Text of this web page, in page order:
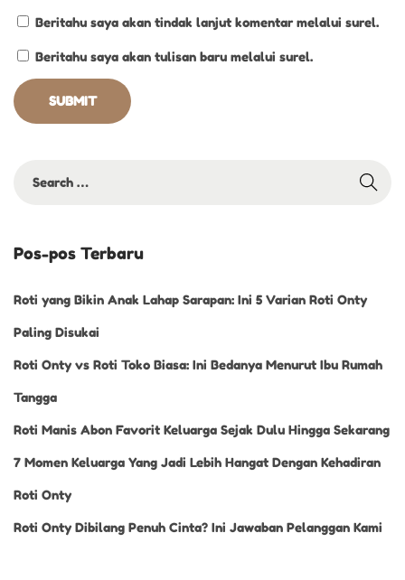
Beritahu saya akan tindak lanjut komentar melalui surel.
Beritahu saya akan tulisan baru melalui surel.
Pos-pos Terbaru
Roti yang Bikin Anak Lahap Sarapan: Ini 5 Varian Roti Onty
Paling Disukai
Roti Onty vs Roti Toko Biasa: Ini Bedanya Menurut Ibu Rumah
Tangga
Roti Manis Abon Favorit Keluarga Sejak Dulu Hingga Sekarang
7 Momen Keluarga Yang Jadi Lebih Hangat Dengan Kehadiran
Roti Onty
Roti Onty Dibilang Penuh Cinta? Ini Jawaban Pelanggan Kami